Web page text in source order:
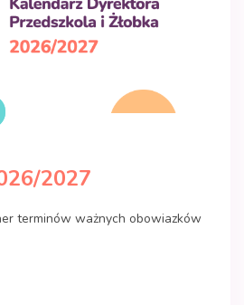
2027
terminów ważnych obowiazków